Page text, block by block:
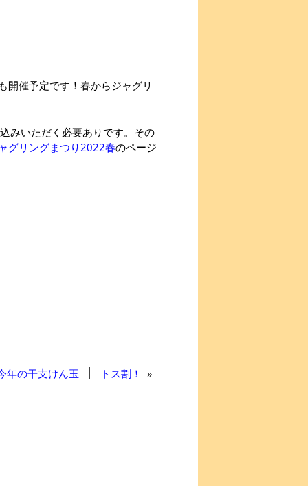
開催予定です！春からジャグリ
みいただく必要ありです。その
グリングまつり2022春のページ
年の干支けん玉 トス割！ »